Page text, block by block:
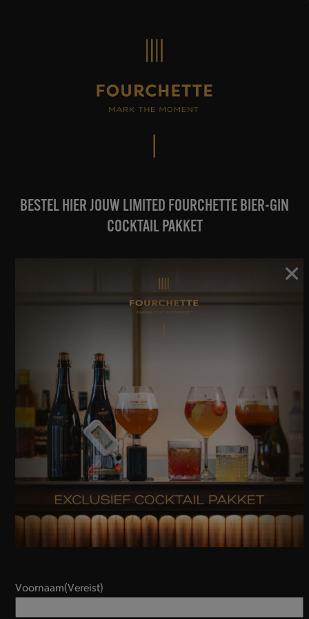
BESTEL HIER JOUW LIMITED FOURCHETTE BIER-GIN
COCKTAIL PAKKET
Voornaam(Vereist)